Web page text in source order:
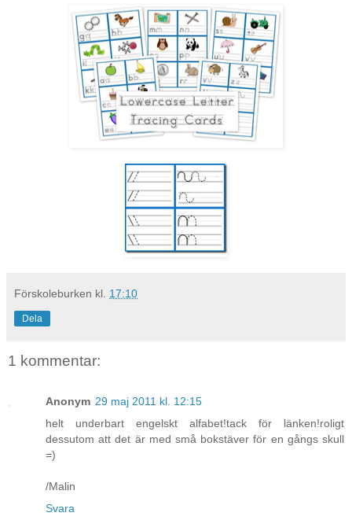
Förskoleburken kl. 17:10
Dela
1 kommentar:
Anonym 29 maj 2011 kl. 12:15
helt underbart engelskt alfabet!tack för länken!roligt
dessutom att det är med små bokstäver för en gångs skull
=)
/Malin
Svara